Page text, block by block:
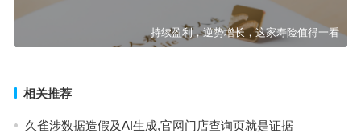
持续盈利，逆势增长，这家寿险值得一看
相关推荐
久雀涉数据造假及AI生成,官网门店查询页就是证据